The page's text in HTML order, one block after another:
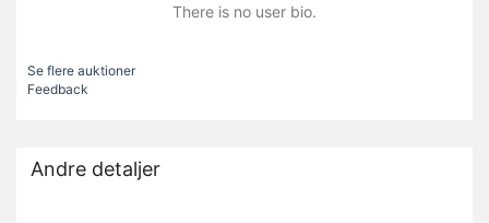
There is no user bio.
Se flere auktioner
Feedback
Andre detaljer